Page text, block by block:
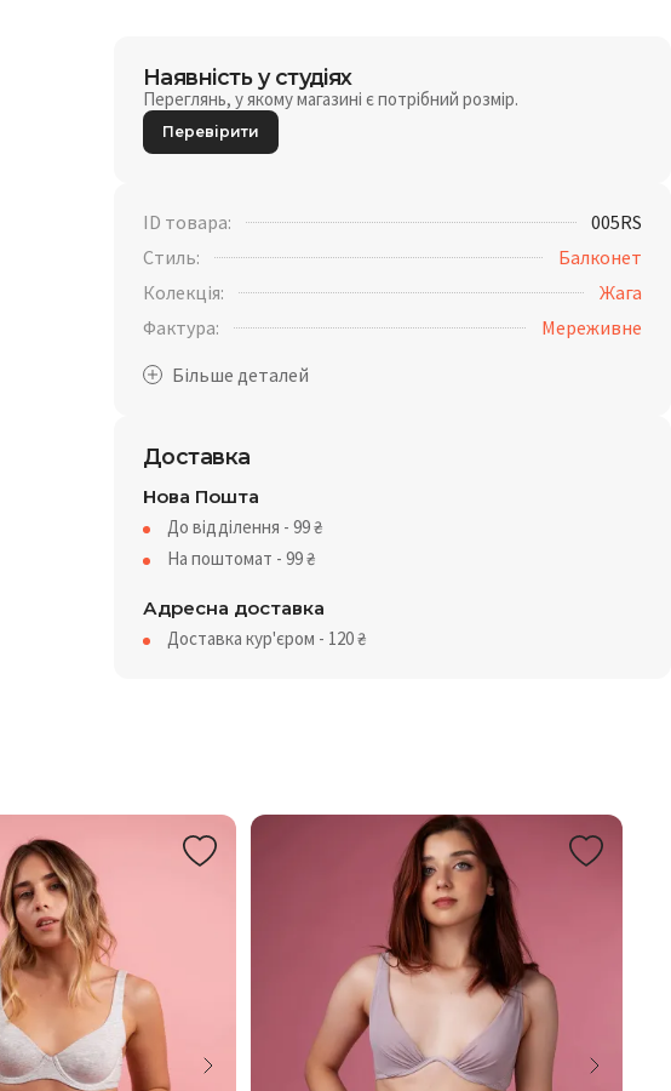
Наявність у студіях
Переглянь, у якому магазині є потрібний розмір.
Перевірити
ID товара:
005RS
Стиль:
Балконет
Колекція:
Жага
Фактура:
Мереживне
Доставка
Нова Пошта
До відділення - 99₴
На поштомат - 99₴
Адресна доставка
Доставка кур'єром - 120₴